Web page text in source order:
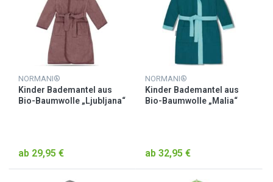
NORMANI®
Kinder Bademantel aus
Bio-Baumwolle „Ljubljana“
ab 29,95 €
NORMANI®
Kinder Bademantel aus
Bio-Baumwolle „Malia“
ab 32,95 €